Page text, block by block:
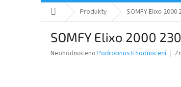
Domů Produkty SOMFY Elixo 2000
SOMFY Elixo 2000
Průměrné
Neohodnoceno Podrobnosti hodnocení